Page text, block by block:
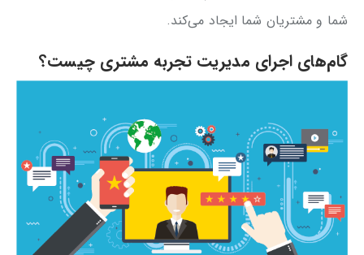
شما و مشتریان شما ایجاد می‌کند.
گام‌های اجرای مدیریت تجربه مشتری چیست؟